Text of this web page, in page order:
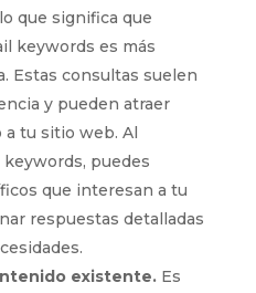
que significa que
keywords es más
Estas consultas suelen
y pueden atraer
a tu sitio web. Al
puedes
que interesan a tu
respuestas detalladas
existente. Es